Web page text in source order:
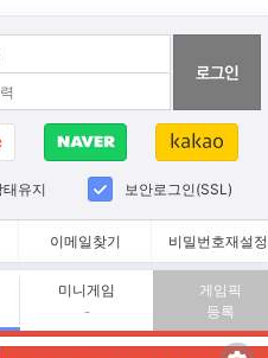
유지 보안로그인(SSL)
이메일찾기 비밀번호재설정
미니게임
-
게임픽
등록